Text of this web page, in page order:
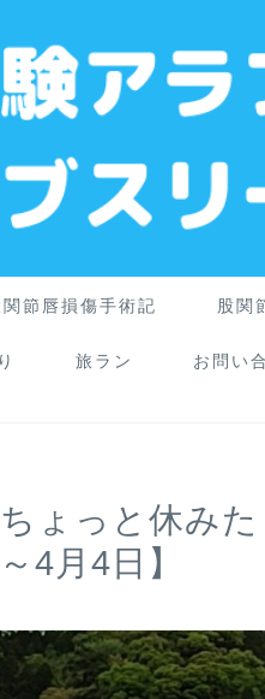
関節唇損傷手術記 股関
旅ラン お問い
ちょっと休み
4月4日】